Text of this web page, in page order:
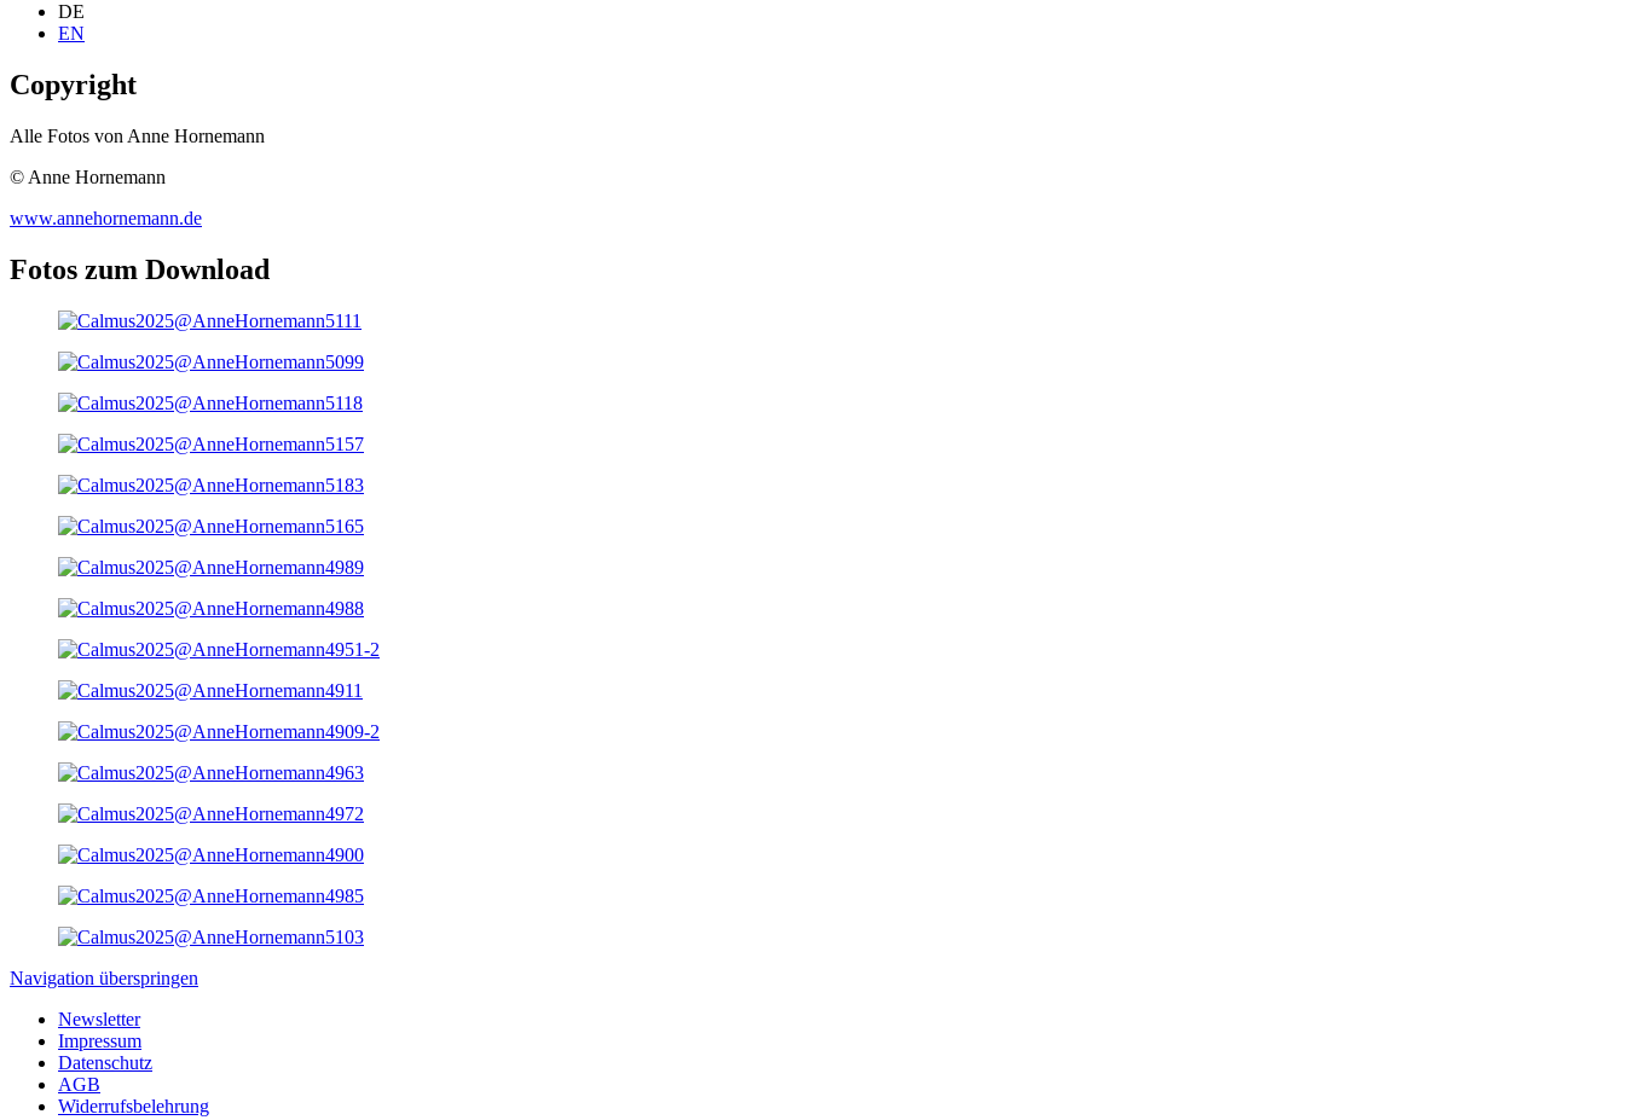
DE
EN
Copyright
Alle Fotos von Anne Hornemann
© Anne Hornemann
www.annehornemann.de
Fotos zum Download
Navigation überspringen
Newsletter
Impressum
Datenschutz
AGB
Widerrufsbelehrung